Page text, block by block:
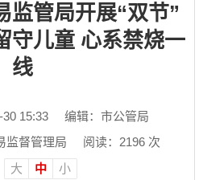
监管局开展“双节”
守儿童 心系禁烧一
线
15:33
编辑：市公管局
监督管理局
阅读： 2196次
大 中 小